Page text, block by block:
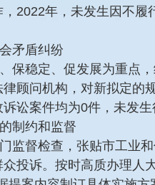
2022年，未发生因不
矛盾纠纷
保稳定、促发展为重点
顾问机构，对新拟定的
讼案件均为0件，未发
制约和监督
监督检查，张贴市工业
投诉。按时高质办理人